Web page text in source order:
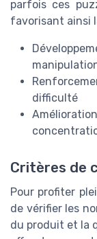
parfois ces
favorisant ainsi
difficulté
Critères de
Pour profiter
de vérifier les
du produit et la